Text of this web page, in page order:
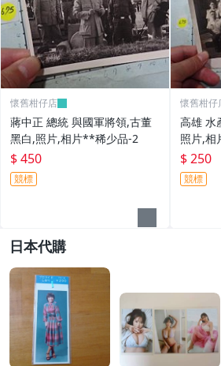
懷舊柑仔店
蔣中正 總統 與國軍將領,古董
黑白,照片,相片**稀少品-2
$ 450
競標
懷舊柑仔
高雄 水
照片,相
$ 250
競標
日本代購